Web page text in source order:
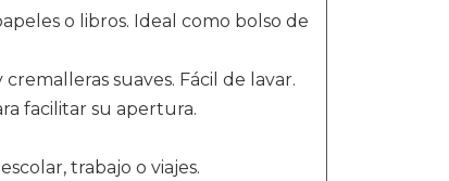
o libros. Ideal como bolso de
suaves. Fácil de lavar.
facilitar su apertura.
trabajo o viajes.